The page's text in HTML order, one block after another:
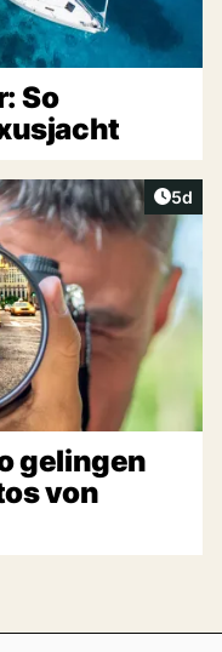
So
5d
gelingen
von